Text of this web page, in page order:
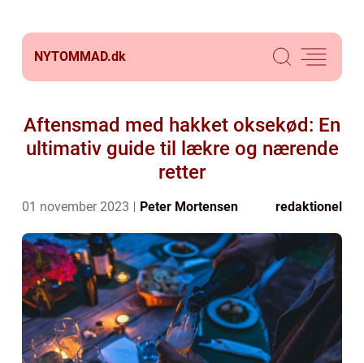
NYTOMMAD.dk
Aftensmad med hakket oksekød: En
ultimativ guide til lækre og nærende
retter
01 november 2023 Peter Mortensen redaktionel